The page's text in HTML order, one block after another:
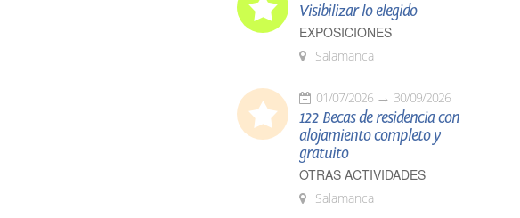
Visibilizar lo elegido
EXPOSICIONES
Salamanca
01/07/2026 30/09/2026
122 Becas de residencia con
alojamiento completo y
gratuito
OTRAS ACTIVIDADES
Salamanca